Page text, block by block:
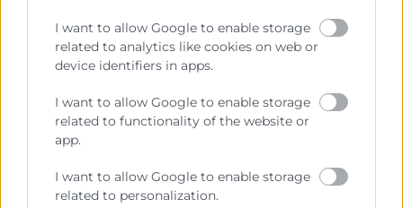
I want to allow Google to enable storage
related to analytics like cookies on web or
device identifiers in apps.
I want to allow Google to enable storage
related to functionality of the website or
app.
I want to allow Google to enable storage
related to personalization.
3. Automatización de procesos
La automatización en los almacenes
también favorece lareducción de errores
y el ahorro de tiempo. Implementar
escáneres de códigos de barras, sistemas
de gestión de almacenes (WMS) o robots
para tareas repetitivas puede mejorar